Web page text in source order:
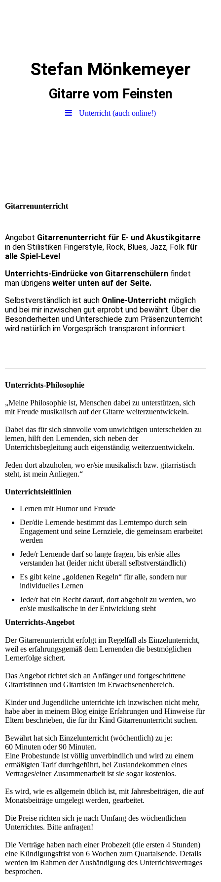
Stefan Mönkemeyer
Gitarre vom Feinsten
Unterricht (auch online!)
Gitarrenunterricht
Angebot Gitarrenunterricht für E- und Akustikgitarre
in den Stilistiken Fingerstyle, Rock, Blues, Jazz, Folk für
alle Spiel-Level
Unterrichts-Eindrücke von Gitarrenschülern findet
man übrigens weiter unten auf der Seite.
Selbstverständlich ist auch Online-Unterricht möglich
und bei mir inzwischen gut erprobt und bewährt. Über die
Besonderheiten und Unterschiede zum Präsenzunterricht
wird natürlich im Vorgespräch transparent informiert.
Unterrichts-Philosophie
„Meine Philosophie ist, Menschen dabei zu unterstützen, sich
mit Freude musikalisch auf der Gitarre weiterzuentwickeln.
Dabei das für sich sinnvolle vom unwichtigen unterscheiden zu
lernen, hilft den Lernenden, sich neben der
Unterrichtsbegleitung auch eigenständig weiterzuentwickeln.
Jeden dort abzuholen, wo er/sie musikalisch bzw. gitarristisch
steht, ist mein Anliegen.“
Unterrichtsleitlinien
Lernen mit Humor und Freude
Der/die Lernende bestimmt das Lerntempo durch sein
Engagement und seine Lernziele, die gemeinsam erarbeitet
werden
Jede/r Lernende darf so lange fragen, bis er/sie alles
verstanden hat (leider nicht überall selbstverständlich)
Es gibt keine „goldenen Regeln“ für alle, sondern nur
individuelles Lernen
Jede/r hat ein Recht darauf, dort abgeholt zu werden, wo
er/sie musikalische in der Entwicklung steht
Unterrichts-Angebot
Der Gitarrenunterricht erfolgt im Regelfall als Einzelunterricht,
weil es erfahrungsgemäß dem Lernenden die bestmöglichen
Lernerfolge sichert.
Das Angebot richtet sich an Anfänger und fortgeschrittene
Gitarristinnen und Gitarristen im Erwachsenenbereich.
Kinder und Jugendliche unterrichte ich inzwischen nicht mehr,
habe aber in meinem Blog einige Erfahrungen und Hinweise für
Eltern beschrieben, die für ihr Kind Gitarrenunterricht suchen.
Bewährt hat sich Einzelunterricht (wöchentlich) zu je:
60 Minuten oder 90 Minuten.
Eine Probestunde ist völlig unverbindlich und wird zu einem
ermäßigten Tarif durchgeführt, bei Zustandekommen eines
Vertrages/einer Zusammenarbeit ist sie sogar kostenlos.
Es wird, wie es allgemein üblich ist, mit Jahresbeiträgen, die auf
Monatsbeiträge umgelegt werden, gearbeitet.
Die Preise richten sich je nach Umfang des wöchentlichen
Unterrichtes. Bitte anfragen!
Die Verträge haben nach einer Probezeit (die ersten 4 Stunden)
eine Kündigungsfrist von 6 Wochen zum Quartalsende. Details
werden im Rahmen der Aushändigung des Unterrichtsvertrages
besprochen.